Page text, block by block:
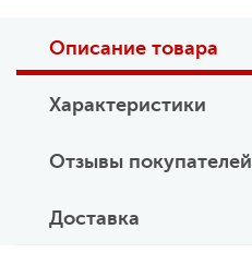
Описание товара
Характеристики
Отзывы покупателей
Доставка